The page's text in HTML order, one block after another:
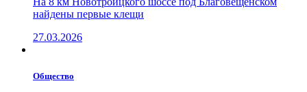
найдены первые клещи
27.03.2026
Общество